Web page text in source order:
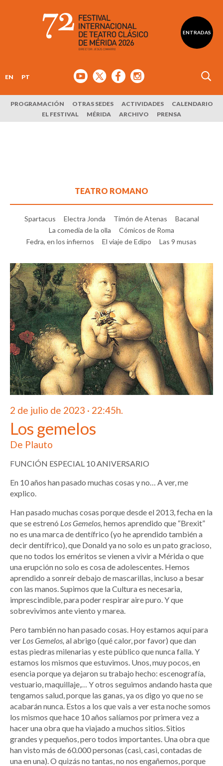
ENTRADAS
EN PT
PROGRAMACIÓN OTRAS SEDES ACTIVIDADES
CALENDARIO
EL FESTIVAL
MÉRIDA ARCHIVO PRENSA
TEATRO ROMANO
Spartacus Electra Jonda Timón de Atenas
Bacanal
La comedia de la olla
Cómicos de Roma
Fedra, en los infiernos
El viaje de Edipo Las 9 musas
2 de julio de 2023 · 22:45h.
Los gemelos
De Plauto
FUNCIÓN ESPECIAL 10 ANIVERSARIO
En 10 años han pasado muchas cosas y no… A ver, me
explico.
Han pasado muchas cosas porque desde el 2013, fecha en la
que se estrenó Los Gemelos, hemos aprendido que “Brexit”
no es una marca de dentífrico (yo he aprendido también a
decir dentífrico), que Donald ya no solo es un pato gracioso,
que no todos los eméritos se vienen a vivir a Mérida o que
una erupción no solo es cosa de adolescentes. Hemos
aprendido a sonreír debajo de mascarillas, incluso a besar
con las manos. Supimos que la Cultura es necesaria,
imprescindible, para poder respirar aire puro. Y que
sobrevivimos ante viento y marea.
Pero también no han pasado cosas. Hoy estamos aquí para
ver Los Gemelos, al abrigo (qué calor, por favor) que dan
estas piedras milenarias y este público que nunca falla. Y
estamos los mismos que estuvimos. Unos, muy pocos, en
esencia porque ya dejaron su trabajo hecho: escenografía,
vestuario, maquillaje,… Y otros seguimos andando hasta que
tengamos salud, porque las ganas, ya os digo yo que no se
acabarán nunca. Estos a los que vais a ver esta noche somos
los mismos que hace 10 años salíamos por primera vez a
hacer una obra que ha viajado a muchos sitios. Sitios
grandes y pequeños, pero todos importantes. Una obra que
han visto más de 60.000 personas (casi, casi, contadas de
una en una). O quizás no tantas, no nos engañemos, porque